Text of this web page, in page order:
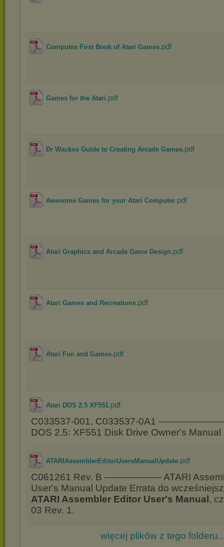
Computes First Book of Atari Games.pdf
Games for the Atari.pdf
Dr Wackos Guide to Creating Arcade Games.pdf
Awesome Games for your Atari Computer.pdf
Atari Graphics and Arcade Game Design.pdf
Atari Games and Recreations.pdf
Atari Fun and Games.pdf
Atari DOS 2.5 XF551.pdf
C033537-001, C033537-0A1
DOS 2.5: XF551 Disk Drive Owner's Manual
ATARIAssemblerEditorUsersManualUpdate.pdf
C061261 Rev. B ------------------- ATARI
User's Manual Update Errata do
ATARI Assembler Editor User's Manual ,
03 Rev. 1.
więcej plików z tego